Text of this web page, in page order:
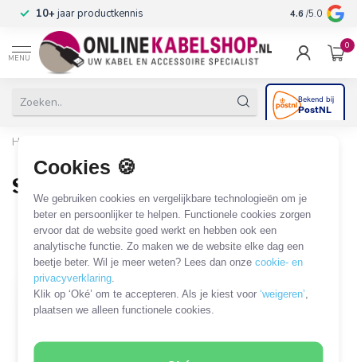
Cookies 🍪
We gebruiken cookies en vergelijkbare technologieën om je
beter en persoonlijker te helpen. Functionele cookies zorgen
ervoor dat de website goed werkt en hebben ook een
analytische functie. Zo maken we de website elke dag een
beetje beter. Wil je meer weten? Lees dan onzecookie- en
privacyverklaring
Klik op ‘Oké’ om te accepteren. Als je kiest voor‘weigeren’
plaatsen we alleen functionele cookies.
10+jaar productkennis 4.6 /5.0
MENU
0
Home
Stroomonderbreker
Stroomonderbreker
1 PRODUCT
Filters SORTEER OP